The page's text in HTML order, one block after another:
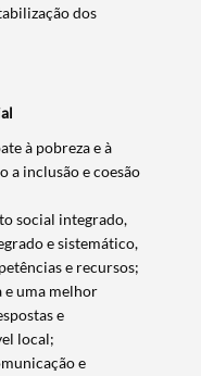
dos
à pobreza e à
a inclusão e coesão
social integrado,
e sistemático,
e recursos;
e uma melhor
e
local;
e